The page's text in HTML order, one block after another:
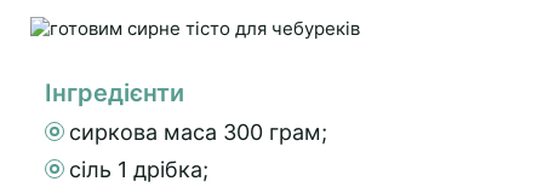
Інгредієнти
сиркова маса 300 грам;
сіль 1 дрібка;